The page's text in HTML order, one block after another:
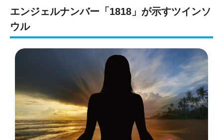
エンジェルナンバー「1818」が示すツインソ
ウル